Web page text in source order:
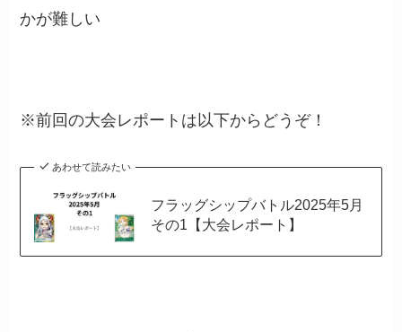
かが難しい
※前回の大会レポートは以下からどうぞ！
あわせて読みたい
フラッグシップバトル2025年5月
その1【大会レポート】